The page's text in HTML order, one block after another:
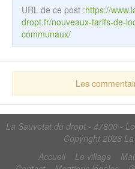
URL de ce post :https://
dropt.fr/nouveaux-tarifs-de-
communaux/
Les
La Sauvetat du dropt - 47800 -
Copyright 2026
Accueil
Le village